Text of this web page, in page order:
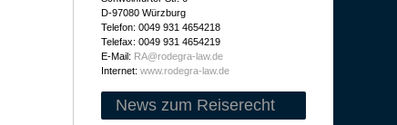
D-97080 Würzburg
Telefon: 0049 931 4654218
Telefax: 0049 931 4654219
E-Mail: RA@rodegra-law.de
Internet: www.rodegra-law.de
News zum Reiserecht